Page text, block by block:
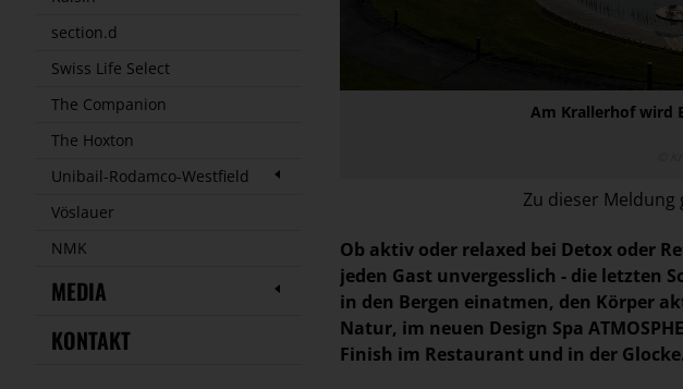
section.d
Swiss Life Select
The Companion
The Hoxton
Unibail-Rodamco-Westfield
Vöslauer
NMK
MEDIA
KONTAKT
Am Krallerhof wird
Zu dieser Meldung
Ob aktiv oder relaxed bei Detox oder
jeden Gast unvergesslich - die letzten
in den Bergen einatmen, den Körper
Natur, im neuen Design Spa
Finish im Restaurant und in der